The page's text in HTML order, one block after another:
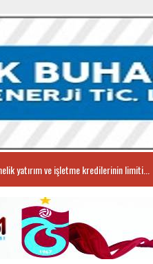
yatırım ve işletme kredilerinin limiti...